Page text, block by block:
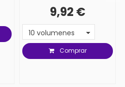
9,92 €
Comprar